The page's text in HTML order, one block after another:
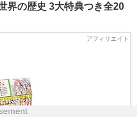
界の歴史 3大特典つき全20